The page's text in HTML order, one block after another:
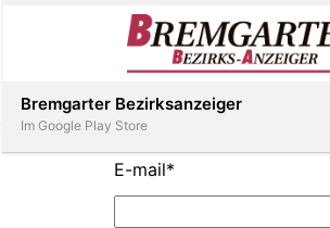
Inserieren Abonnieren
E-mail*
Bremgarter Bezirksanzeiger
Im Google Play Store